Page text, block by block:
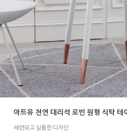
아트유 천연 대리석 로빈 원형 식탁 테
세련되고 심플한 디자인